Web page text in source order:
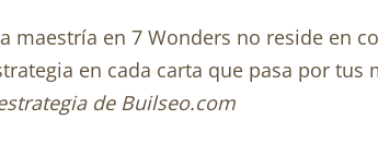
maestría en 7 Wonders no reside en
en cada carta que pasa por tus
de Builseo.com